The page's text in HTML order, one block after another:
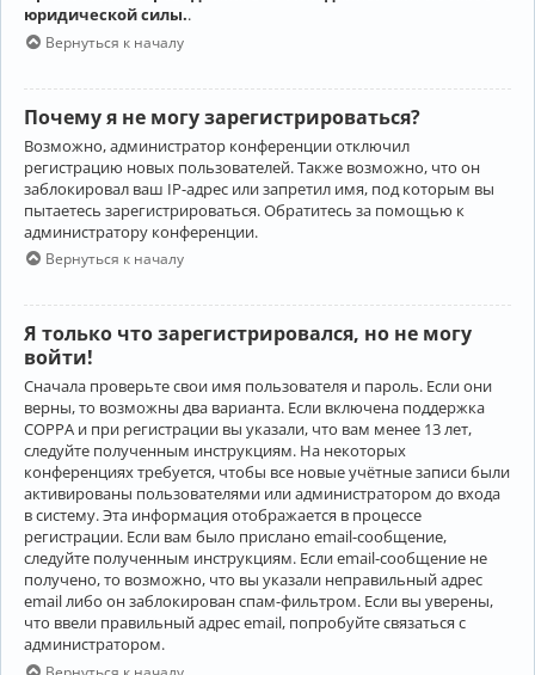
юридической силы..
Вернуться к началу
Почему я не могу зарегистрироваться?
Возможно, администратор конференции отключил
регистрацию новых пользователей. Также возможно, что он
заблокировал ваш IP-адрес или запретил имя, под которым вы
пытаетесь зарегистрироваться. Обратитесь за помощью к
администратору конференции.
Вернуться к началу
Я только что зарегистрировался, но не могу
войти!
Сначала проверьте свои имя пользователя и пароль. Если они
верны, то возможны два варианта. Если включена поддержка
COPPA и при регистрации вы указали, что вам менее 13 лет,
следуйте полученным инструкциям. На некоторых
конференциях требуется, чтобы все новые учётные записи были
активированы пользователями или администратором до входа
в систему. Эта информация отображается в процессе
регистрации. Если вам было прислано email-сообщение,
следуйте полученным инструкциям. Если email-сообщение не
получено, то возможно, что вы указали неправильный адрес
email либо он заблокирован спам-фильтром. Если вы уверены,
что ввели правильный адрес email, попробуйте связаться с
администратором.